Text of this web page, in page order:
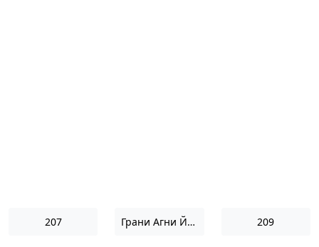
207 Грани Агни Йоги 1969 209